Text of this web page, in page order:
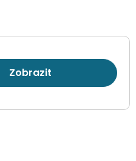
Zobrazit